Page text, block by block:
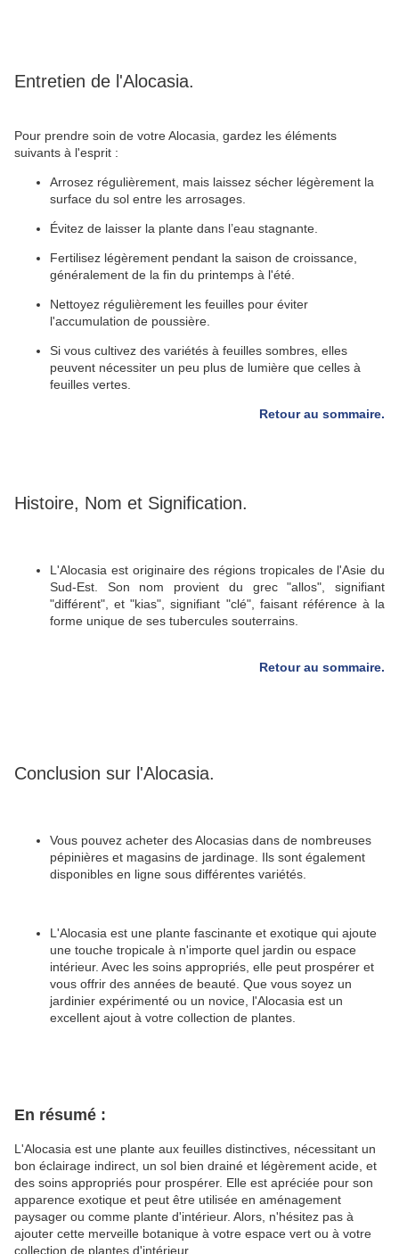
Entretien de l'Alocasia.
Pour prendre soin de votre Alocasia, gardez les éléments
suivants à l'esprit :
Arrosez régulièrement, mais laissez sécher légèrement la
surface du sol entre les arrosages.
Évitez de laisser la plante dans l’eau stagnante.
Fertilisez légèrement pendant la saison de croissance,
généralement de la fin du printemps à l'été.
Nettoyez régulièrement les feuilles pour éviter
l'accumulation de poussière.
Si vous cultivez des variétés à feuilles sombres, elles
peuvent nécessiter un peu plus de lumière que celles à
feuilles vertes.
Retour au sommaire.
Histoire, Nom et Signification.
L'Alocasia est originaire des régions tropicales de l'Asie du
Sud-Est. Son nom provient du grec "allos", signifiant
"différent", et "kias", signifiant "clé", faisant référence à la
forme unique de ses tubercules souterrains.
Retour au sommaire.
Conclusion sur l'Alocasia.
Vous pouvez acheter des Alocasias dans de nombreuses
pépinières et magasins de jardinage. Ils sont également
disponibles en ligne sous différentes variétés.
L'Alocasia est une plante fascinante et exotique qui ajoute
une touche tropicale à n'importe quel jardin ou espace
intérieur. Avec les soins appropriés, elle peut prospérer et
vous offrir des années de beauté. Que vous soyez un
jardinier expérimenté ou un novice, l'Alocasia est un
excellent ajout à votre collection de plantes.
En résumé :
L'Alocasia est une plante aux feuilles distinctives, nécessitant un
bon éclairage indirect, un sol bien drainé et légèrement acide, et
des soins appropriés pour prospérer. Elle est apréciée pour son
apparence exotique et peut être utilisée en aménagement
paysager ou comme plante d'intérieur. Alors, n'hésitez pas à
ajouter cette merveille botanique à votre espace vert ou à votre
collection de plantes d'intérieur.